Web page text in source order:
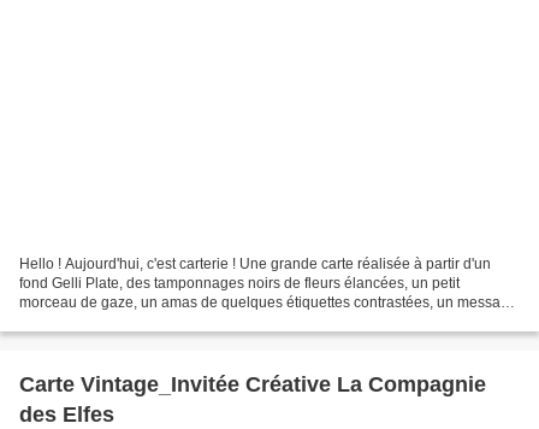
Hello ! Aujourd'hui, c'est carterie ! Une grande carte réalisée à partir d'un
fond Gelli Plate, des tamponnages noirs de fleurs élancées, un petit
morceau de gaze, un amas de quelques étiquettes contrastées, un message
Carte Vintage_Invitée Créative La Compagnie
des Elfes